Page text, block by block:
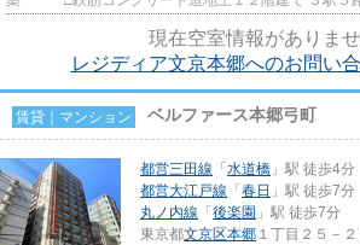
現在空室情報がありませ
レジディア文京本郷へのお問い
賃貸｜マンション ベルファース本郷弓町
都営三田線 「 水道橋 」駅 徒歩4分
都営大江戸線 「 春日 」駅 徒歩7分
丸ノ内線 「 後楽園 」駅 徒歩7分
東京都文京区本郷 １丁目２５－２